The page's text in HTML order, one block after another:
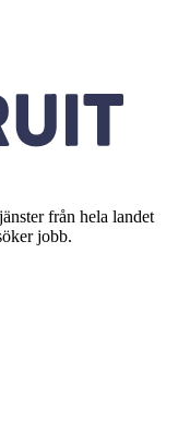
från hela landet
jobb.